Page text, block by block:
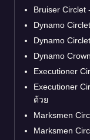
Bruiser
Dynamo
Dynamo
Dynamo
Executioner
Executioner
ด้วย
Marksmen
Marksmen